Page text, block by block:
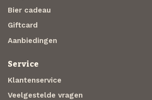
Bier cadeau
Giftcard
Aanbiedingen
Service
Klantenservice
Veelgestelde vragen